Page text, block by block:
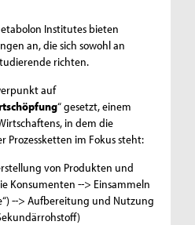
Institutes bieten
an, die sich sowohl an
richten.
auf
“ gesetzt, einem
in dem die
im Fokus steht:
von Produkten und
Konsumenten --> Einsammeln
--> Aufbereitung und Nutzung